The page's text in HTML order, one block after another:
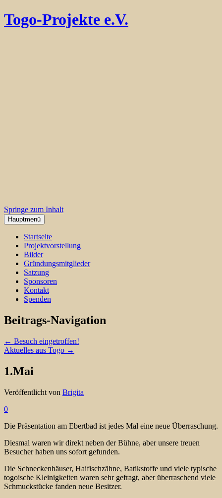
Togo-Projekte e.V.
Springe zum Inhalt
Hauptmenü
Startseite
Projektvorstellung
Bilder
Gründungsmitglieder
Satzung
Sponsoren
Kontakt
Spenden
Beitrags-Navigation
← Besuch eingetroffen!
Aktuelles aus Togo →
1.Mai
Veröffentlicht von Brigita
0
Die Präsentation am Ebertbad ist jedes Mal eine neue Überraschung.
Diesmal waren wir direkt neben der Bühne, aber unsere treuen
Besucher haben uns sofort gefunden.
Die Schneckenhäuser, Haifischzähne, Batikstoffe und viele typische
togoische Kleinigkeiten waren sehr gefragt, aber überraschend viele
Schmuckstücke fanden neue Besitzer.